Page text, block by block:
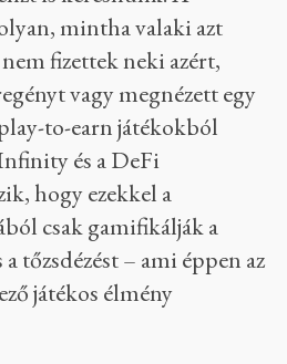
mintha valaki azt
fizettek neki azért,
vagy megnézett egy
to-earn játékokból
és a DeFi
hogy ezekkel a
csak gamifikálják a
tőzsdézést – ami éppen az
játékos élmény